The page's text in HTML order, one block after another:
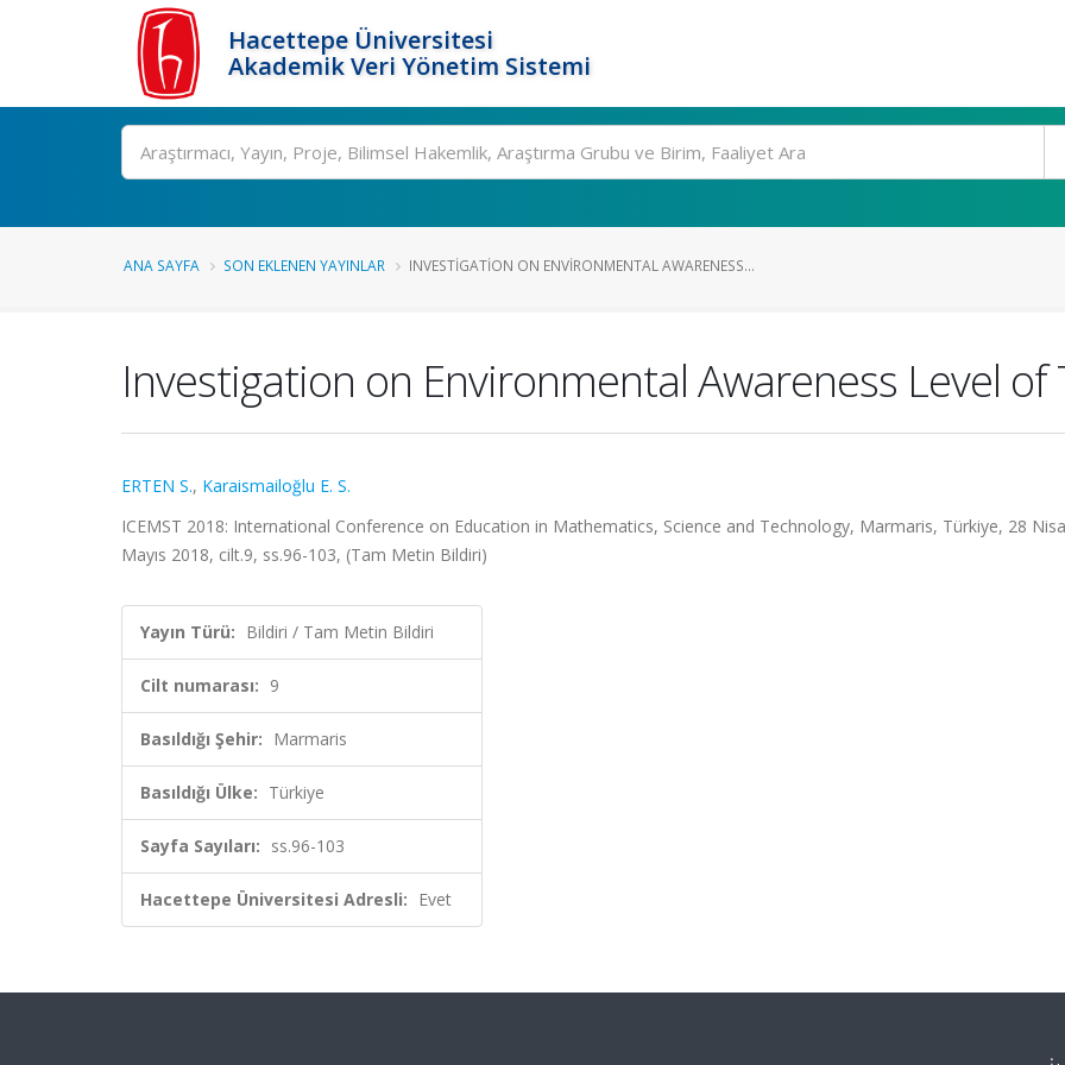
Hacettepe Üniversitesi
Akademik Veri Yönetim Sistemi
Ara
ANA SAYFA SON EKLENEN YAYINLAR INVESTIGATION ON ENVIRONMENTAL AWARENESS...
Investigation on Environmental Awareness Level of
ERTEN S., Karaismailoğlu E. S.
ICEMST 2018: International Conference on Education in Mathematics, Science and Technology, Marmaris, Türkiye, 28
Mayıs 2018, cilt.9, ss.96-103, (Tam Metin Bildiri)
Yayın Türü: Bildiri / Tam Metin Bildiri
Cilt numarası: 9
Basıldığı Şehir: Marmaris
Basıldığı Ülke: Türkiye
Sayfa Sayıları: ss.96-103
Hacettepe Üniversitesi Adresli: Evet